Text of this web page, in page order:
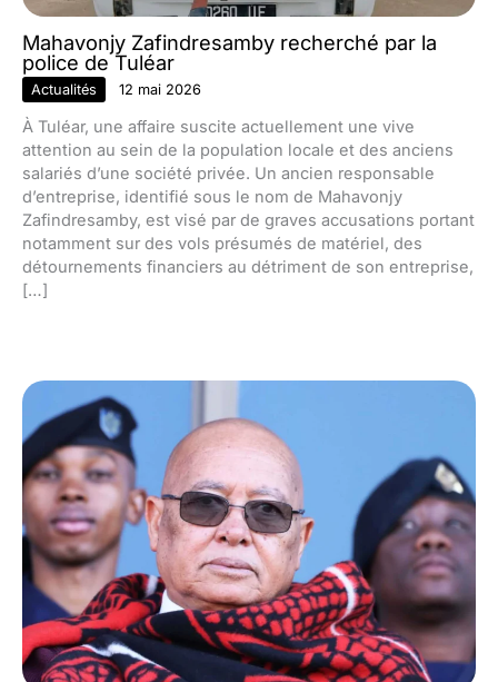
Mahavonjy Zafindresamby recherché par la
police de Tuléar
Actualités 12 mai 2026
À Tuléar, une affaire suscite actuellement une vive
attention au sein de la population locale et des anciens
salariés d’une société privée. Un ancien responsable
d’entreprise, identifié sous le nom de Mahavonjy
Zafindresamby, est visé par de graves accusations portant
notamment sur des vols présumés de matériel, des
détournements financiers au détriment de son entreprise,
[…]